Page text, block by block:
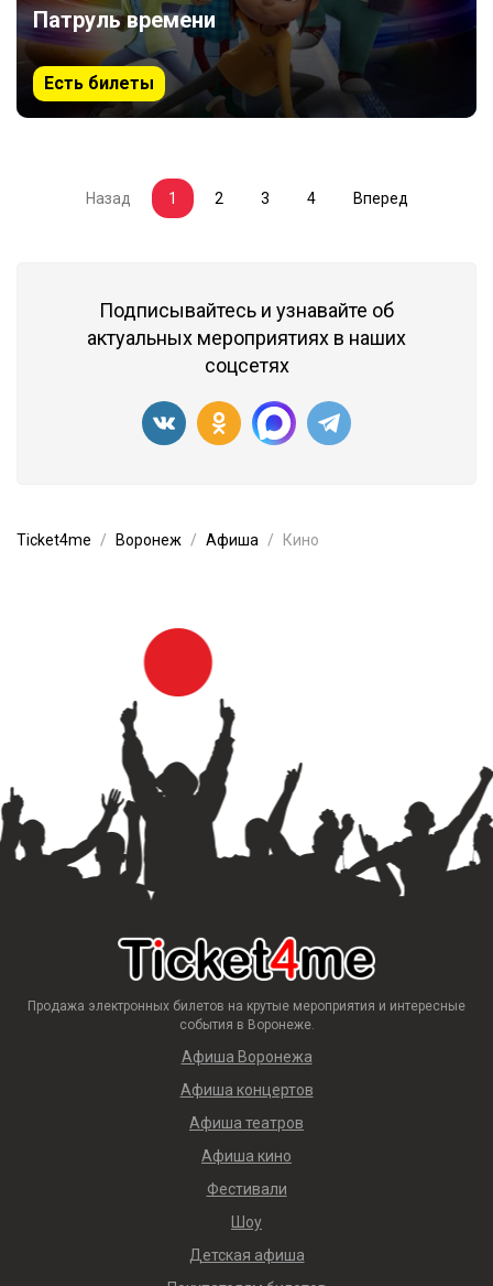
Патруль времени
Есть билеты
Назад 1 (current)
2 3 4 Вперед
Подписывайтесь и узнавайте об
актуальных мероприятиях в наших
соцсетях
Ticket4me Воронеж Афиша Кино
Продажа электронных билетов на крутые мероприятия и интересные
события в Воронеже.
Афиша Воронежа
Афиша концертов
Афиша театров
Афиша кино
Фестивали
Шоу
Детская афиша